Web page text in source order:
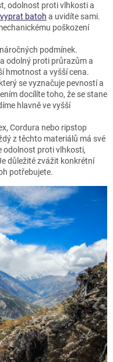
odolnost proti vlhkosti a
batoh a uvidíte sami.
poškození
podmínek.
odolný proti průrazům a
hmotnost a vyšší cena.
se vyznačuje pevností a
docílíte toho, že se stane
hlavně ve vyšší
Cordura nebo ripstop
z těchto materiálů má své
odolnost proti vlhkosti,
důležité zvážit konkrétní
potřebujete.